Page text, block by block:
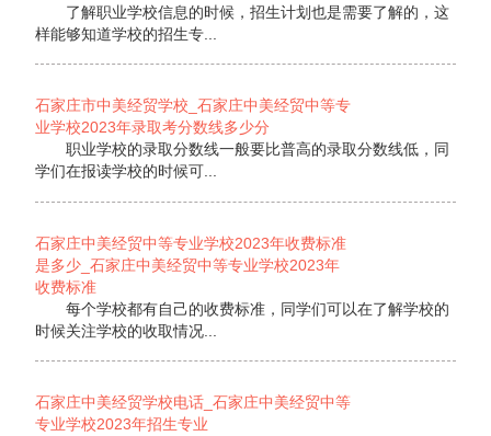
了解职业学校信息的时候，招生计划也是需要了解的，这
样能够知道学校的招生专...
石家庄市中美经贸学校_石家庄中美经贸中等专
业学校2023年录取考分数线多少分
职业学校的录取分数线一般要比普高的录取分数线低，同
学们在报读学校的时候可...
石家庄中美经贸中等专业学校2023年收费标准
是多少_石家庄中美经贸中等专业学校2023年
收费标准
每个学校都有自己的收费标准，同学们可以在了解学校的
时候关注学校的收取情况...
石家庄中美经贸学校电话_石家庄中美经贸中等
专业学校2023年招生专业